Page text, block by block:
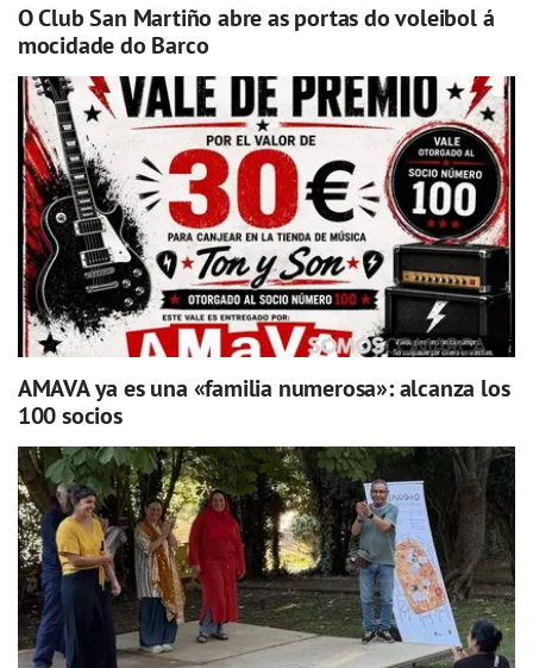
O Club San Martiño abre as portas do voleibol á
mocidade do Barco
AMAVA ya es una «familia numerosa»: alcanza los
100 socios